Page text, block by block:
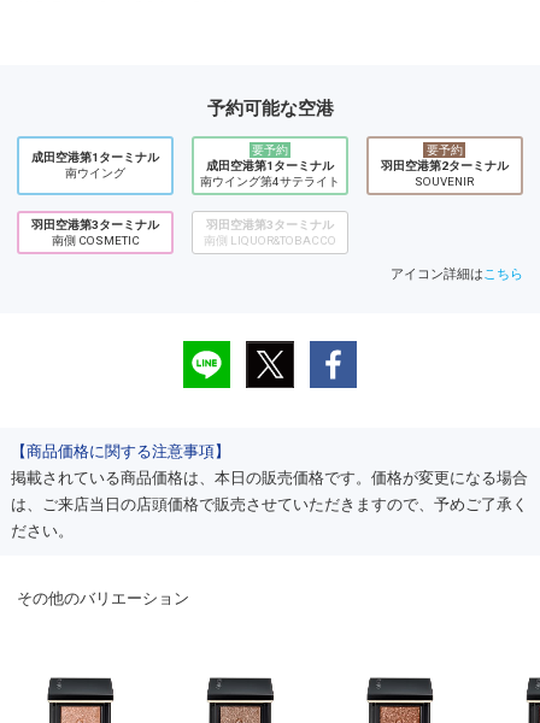
予約可能な空港
成田空港第1ターミナル
南ウイング
要予約
成田空港第1ターミナル
南ウイング第4サテライト
要予約
羽田空港第2ターミナル
SOUVENIR
羽田空港第3ターミナル
南側 COSMETIC
羽田空港第3ターミナル
南側 LIQUOR&TOBACCO
アイコン詳細はこちら
【商品価格に関する注意事項】
掲載されている商品価格は、本日の販売価格です。価格が変更になる場合
は、ご来店当日の店頭価格で販売させていただきますので、予めご了承く
ださい。
その他のバリエーション